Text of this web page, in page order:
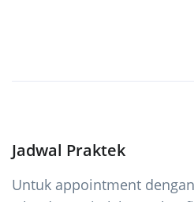
Jadwal Praktek
Untuk appointment